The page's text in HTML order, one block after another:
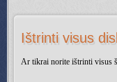
Ištrinti visus
Ar tikrai norite ištrinti visus